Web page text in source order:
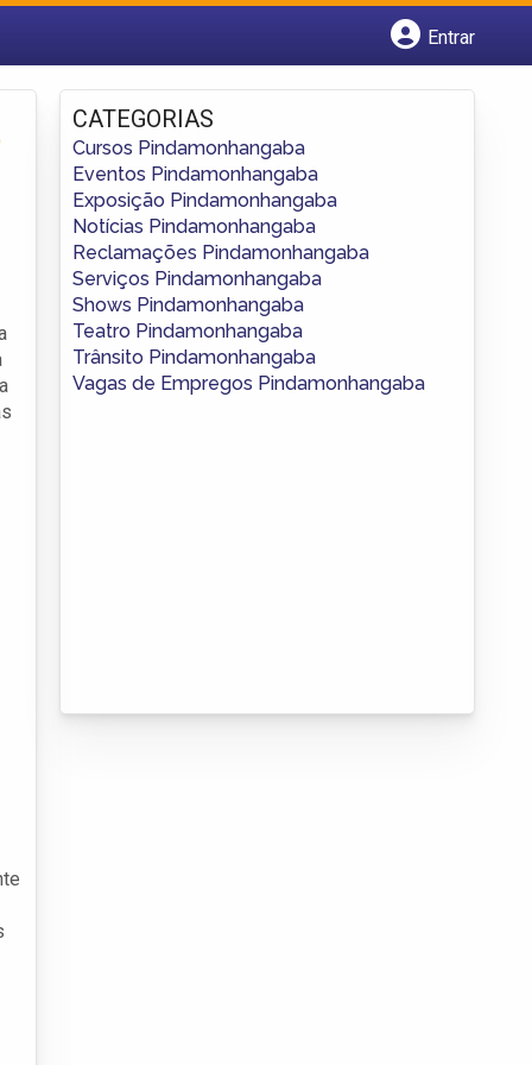
Entrar
Fazer login
Criar conta
CATEGORIAS
Cursos Pindamonhangaba
Eventos Pindamonhangaba
Exposição Pindamonhangaba
Notícias Pindamonhangaba
Reclamações Pindamonhangaba
Serviços Pindamonhangaba
Shows Pindamonhangaba
Teatro Pindamonhangaba
Trânsito Pindamonhangaba
Vagas de Empregos Pindamonhangaba